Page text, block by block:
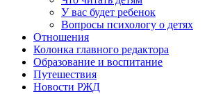
У вас будет ребенок
Вопросы психологу о детях
Отношения
Колонка главного редактора
Образование и воспитание
Путешествия
Новости РЖД